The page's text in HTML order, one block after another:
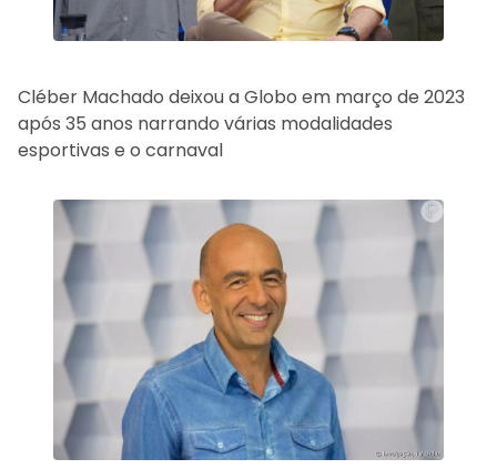
Cléber Machado deixou a Globo em março de 2023
após 35 anos narrando várias modalidades
esportivas e o carnaval